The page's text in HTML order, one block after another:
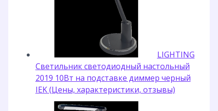
LIGHTING
Светильник светодиодный настольный
2019 10Вт на подставке диммер черный
IEK (Цены, характеристики, отзывы)